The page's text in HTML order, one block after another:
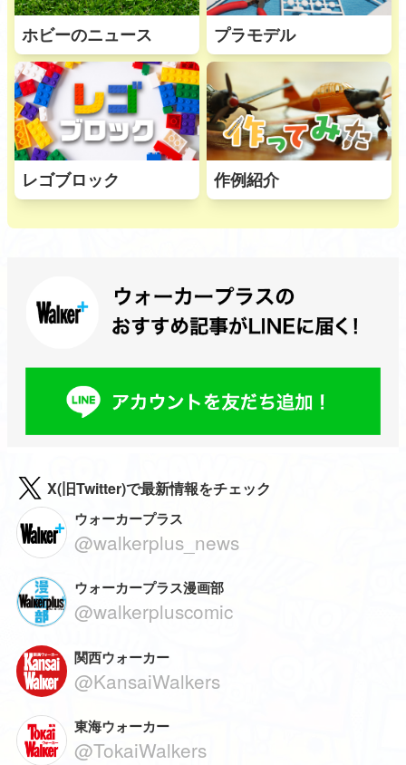
ホビーのニュース プラモデル
レゴブロック 作例紹介
X(旧Twitter)で最新情報をチェック
ウォーカープラス
@walkerplus_news
ウォーカープラス漫画部
@walkerpluscomic
関西ウォーカー
@KansaiWalkers
東海ウォーカー
@TokaiWalkers